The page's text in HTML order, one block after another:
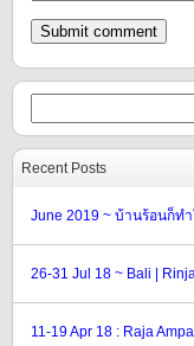
Recent Posts
June 2019 ~ บ้านร้อนก็ท
26-31 Jul 18 ~ Bali |
11-19 Apr 18 : Raja